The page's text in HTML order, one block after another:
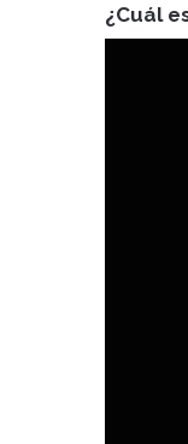
¿Cuál